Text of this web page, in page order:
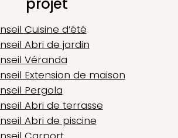
Cuisine d’été
Abri de jardin
Véranda
Extension de maison
Pergola
Abri de terrasse
Abri de piscine